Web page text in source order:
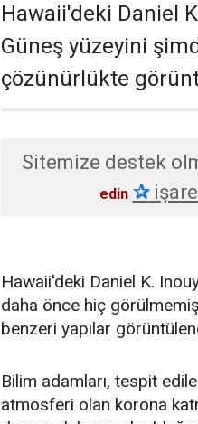
Hawaii'deki Daniel
Güneş yüzeyini
çözünürlükte
Sitemize destek
edin ✰
Hawaii'deki Daniel K.
daha önce hiç
benzeri yapılar
Bilim adamları, tespit
atmosferi olan korona